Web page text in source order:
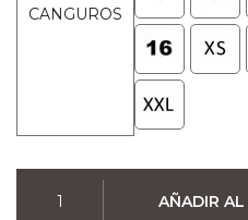
CANGUROS
Spiderman
AÑADIR